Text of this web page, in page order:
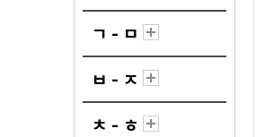
ㄱ - ㅁ
ㅂ - ㅈ
ㅊ - ㅎ